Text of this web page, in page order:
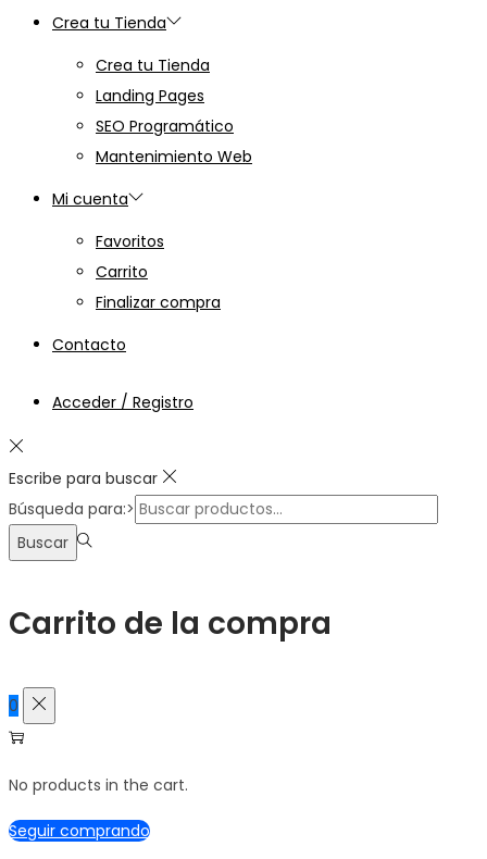
Crea tu Tienda
Crea tu Tienda
Landing Pages
SEO Programático
Mantenimiento Web
Mi cuenta
Favoritos
Carrito
Finalizar compra
Contacto
Acceder / Registro
Escribe para buscar
Búsqueda para:>
Buscar
Carrito de la compra
0
No products in the cart.
Seguir comprando